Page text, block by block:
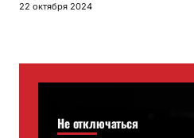
22 октября 2024
Не отключаться